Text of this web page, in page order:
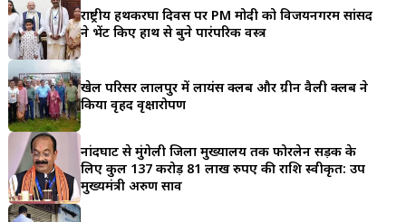
राष्ट्रीय हथकरघा दिवस पर PM मोदी को विजयनगरम सांसद
ने भेंट किए हाथ से बुने पारंपरिक वस्त्र
खेल परिसर लालपुर में लायंस क्लब और ग्रीन वैली क्लब ने
किया वृहद वृक्षारोपण
नांदघाट से मुंगेली जिला मुख्यालय तक फोरलेन सड़क के
लिए कुल 137 करोड़ 81 लाख रुपए की राशि स्वीकृत: उप
मुख्यमंत्री अरुण साव
r